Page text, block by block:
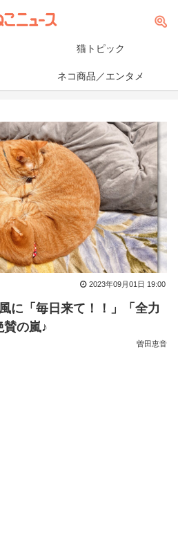
猫トピック
ネコ商品／エンタメ
に「毎日来て！！」「全力
の嵐♪
2023年09月01日 19:00
曽田恵音